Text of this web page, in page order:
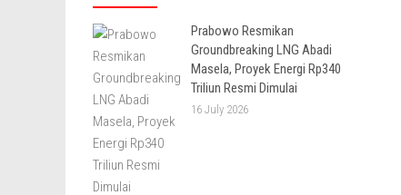
Prabowo Resmikan
Groundbreaking LNG Abadi
Masela, Proyek Energi Rp340
Triliun Resmi Dimulai
16 July 2026